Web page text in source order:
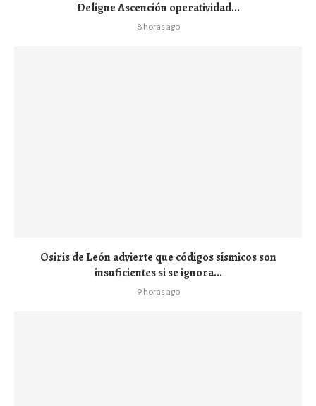
Deligne Ascención operatividad...
8 horas ago
Osiris de León advierte que códigos sísmicos son
insuficientes si se ignora...
9 horas ago